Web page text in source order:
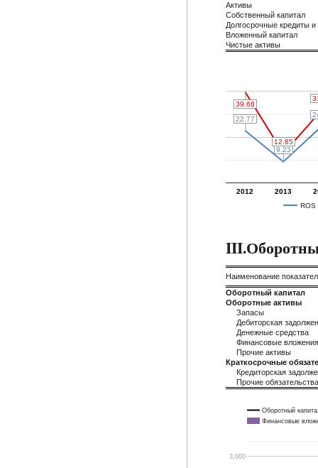
Активы
Собственный капитал
Долгосрочные кредиты
Вложенный капитал
Чистые активы
ROS
2012 2013
22.77
22.77
9.23
9.23
39.68
39.68
12.85
12.85
Наименование
Оборотный капитал
Оборотные активы
Запасы
Дебиторская
Денежные средства
Финансовые вложения
Прочие активы
Краткосрочные
Кредиторская
Прочие обязательства
Оборотный
Финансовые
3,000